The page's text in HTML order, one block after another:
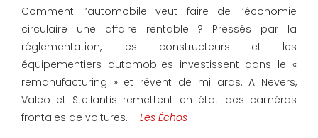
Comment l’automobile veut faire de l’économie
circulaire une affaire rentable ? Pressés par la
réglementation, les constructeurs et les
équipementiers automobiles investissent dans le «
remanufacturing » et rêvent de milliards. A Nevers,
Valeo et Stellantis remettent en état des caméras
frontales de voitures. – Les Échos